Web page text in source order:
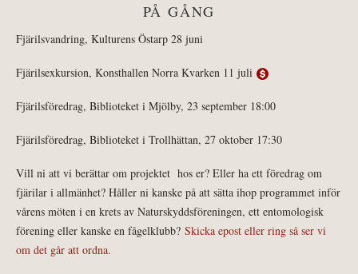
PÅ GÅNG
Fjärilsvandring, Kulturens Östarp 28 juni
Fjärilsexkursion, Konsthallen Norra Kvarken 11 juli
Fjärilsföredrag, Biblioteket i Mjölby, 23 september 18:00
Fjärilsföredrag, Biblioteket i Trollhättan, 27 oktober 17:30
Vill ni att vi berättar om projektet hos er? Eller ha ett föredrag om
fjärilar i allmänhet? Håller ni kanske på att sätta ihop programmet inför
vårens möten i en krets av Naturskyddsföreningen, ett entomologisk
förening eller kanske en fågelklubb? Skicka epost eller ring så ser vi
om det går att ordna.